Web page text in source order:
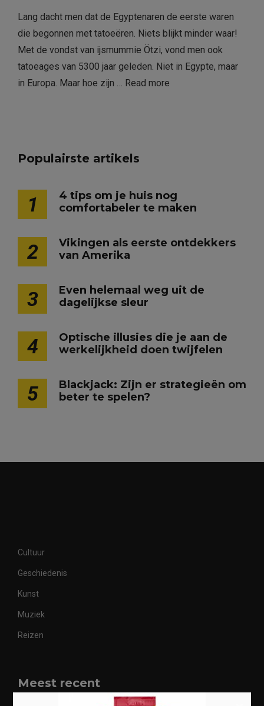
Lang dacht men dat de Egyptenaren de eerste waren
die begonnen met tatoeëren. Niets blijkt minder waar!
Met de vondst van ijsmummie Ötzi, vond men ook
tatoeages van 5300 jaar geleden. Niet in Egypte, maar
in Europa. Maar hoe zijn … Read more
Populairste artikels
1
4 tips om je huis nog
comfortabeler te maken
2
Vikingen als eerste ontdekkers
van Amerika
3
Even helemaal weg uit de
dagelijkse sleur
4
Optische illusies die je aan de
werkelijkheid doen twijfelen
5
Blackjack: Zijn er strategieën om
beter te spelen?
Cultuur
Geschiedenis
Kunst
Muziek
Reizen
Meest recent